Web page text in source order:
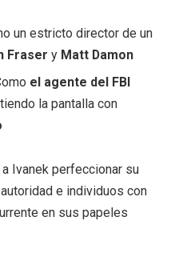
un estricto director de un
Fraser y Matt Damon
el agente del FBI
la pantalla con
Ivanek perfeccionar su
e individuos con
en sus papeles